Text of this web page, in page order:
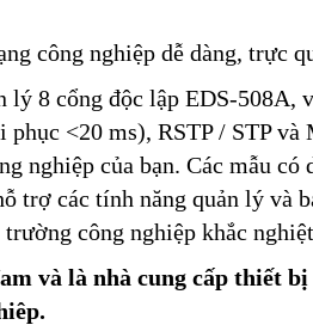
công nghiệp dễ dàng, trực
lý 8 cổng độc lập EDS-508A,
<20 ms), RSTP / STP và
nghiệp của bạn. Các mẫu
trợ các tính năng quản lý và
công nghiệp khắc
và là nhà cung cấp thiết bị